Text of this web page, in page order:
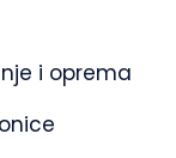
i oprema